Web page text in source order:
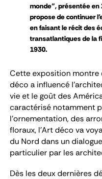
monde", présentée en
propose de continuer
en faisant le récit des
transatlantiques de la
1930.
Cette exposition montre
déco a influencé
vie et le goût des
caractérisé notamment
l'ornementation, des
floraux, l'Art déco va
du Nord dans un
particulier par les
Dès les deux dernières